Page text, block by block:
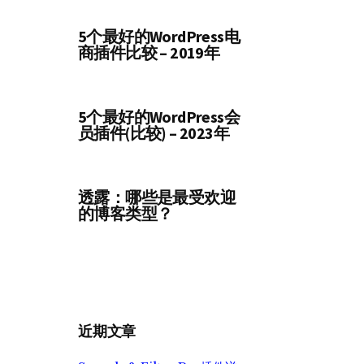
5个最好的WordPress电
商插件比较 – 2019年
5个最好的WordPress会
员插件(比较) – 2023年
透露：哪些是最受欢迎
的博客类型？
近期文章